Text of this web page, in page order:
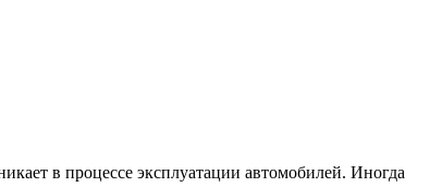
в процессе эксплуатации автомобилей. Иногда